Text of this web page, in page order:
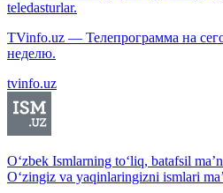
teledasturlar.
TVinfo.uz — Телепрограмма на
неделю.
tvinfo.uz
O‘zbek Ismlarning to‘liq, batafsil
O‘zingiz va yaqinlaringizni ismlari